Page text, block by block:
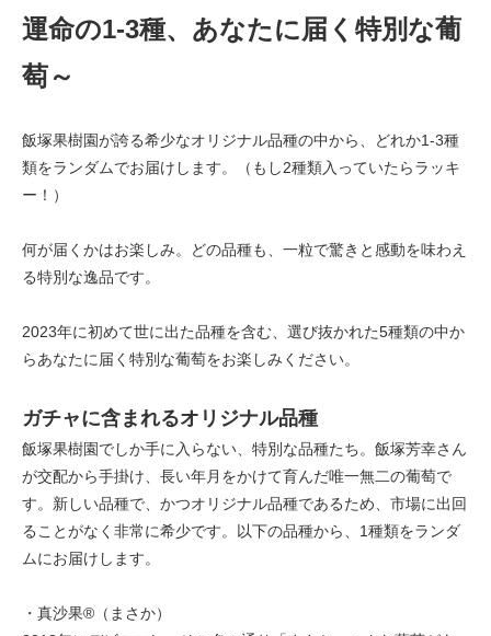
運命の1-3種、あなたに届く特別な葡
萄～
飯塚果樹園が誇る希少なオリジナル品種の中から、どれか1-3種
類をランダムでお届けします。（もし2種類入っていたらラッキ
ー！）
何が届くかはお楽しみ。どの品種も、一粒で驚きと感動を味わえ
る特別な逸品です。
2023年に初めて世に出た品種を含む、選び抜かれた5種類の中か
らあなたに届く特別な葡萄をお楽しみください。
ガチャに含まれるオリジナル品種
飯塚果樹園でしか手に入らない、特別な品種たち。飯塚芳幸さん
が交配から手掛け、長い年月をかけて育んだ唯一無二の葡萄で
す。新しい品種で、かつオリジナル品種であるため、市場に出回
ることがなく非常に希少です。以下の品種から、1種類をランダ
ムにお届けします。
・真沙果®（まさか）